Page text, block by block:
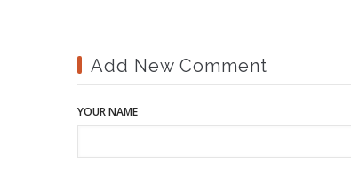
Add New Comment
YOUR NAME